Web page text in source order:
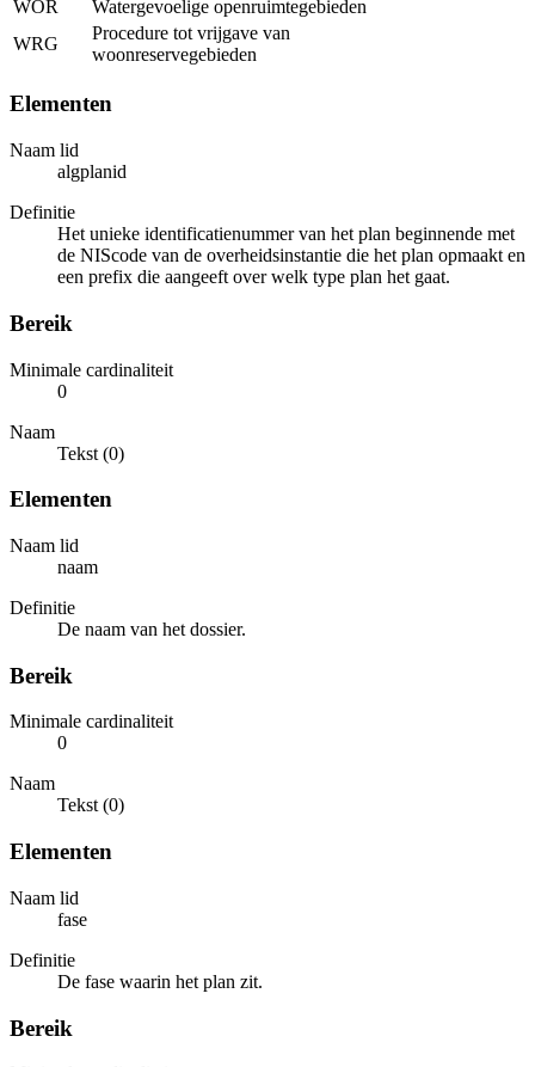
WOR
Watergevoelige openruimtegebieden
WRG
Procedure tot vrijgave van
woonreservegebieden
Elementen
Naam lid
algplanid
Definitie
Het unieke identificatienummer van het plan beginnende met
de NIScode van de overheidsinstantie die het plan opmaakt en
een prefix die aangeeft over welk type plan het gaat.
Bereik
Minimale cardinaliteit
0
Naam
Tekst (0)
Elementen
Naam lid
naam
Definitie
De naam van het dossier.
Bereik
Minimale cardinaliteit
0
Naam
Tekst (0)
Elementen
Naam lid
fase
Definitie
De fase waarin het plan zit.
Bereik